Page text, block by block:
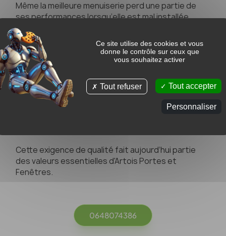
Ce site utilise des cookies et vous
donne le contrôle sur ceux que
vous souhaitez activer
Tout accepter
Tout refuser
Personnaliser
Même la meilleure menuiserie perd une partie de
ses performances lorsqu’elle est mal installée.
Chez Artois Portes et Fenêtres, nous accordons
donc une attention particulière à la
qualité de
pose. Nos équipes réalisent des installations de
menuiserie soignées afin de garantir :
une excellente étanchéité ;
une isolation thermique performante ;
un confort optimal ;
Cette exigence de qualité fait aujourd’hui partie
des valeurs essentielles d'Artois Portes et
Fenêtres.
0648074386